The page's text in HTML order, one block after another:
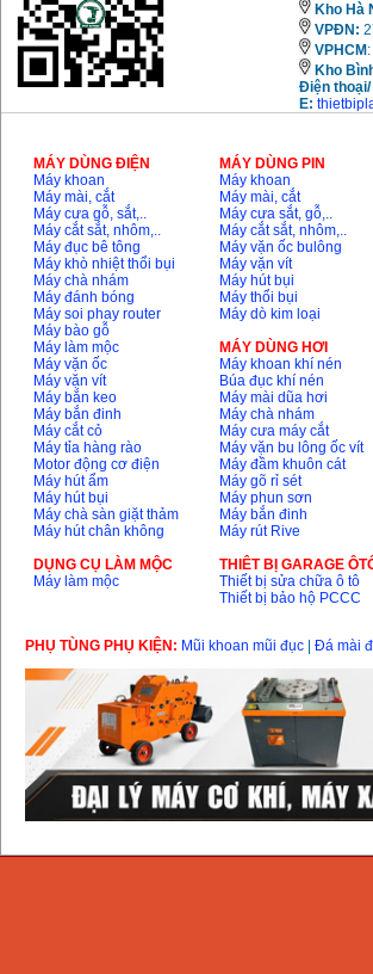
Bộ máy khoan 100
chi tiết Bosch GSB
13RE (650W)
Máy khoan Bosch
GSB 16RE (750W)
Giá: 1850000
Động cơ xăng Honda
GX160 (5.5HP)
Giá:7200000
Máy mài 100mm
Makita 9553B (710W)
Giá:1296000
Kho Hà
VPĐN:
VPHCM
Kho
Điện thoại/
E:
MÁY DÙNG ĐIỆN
Máy khoan
Máy mài, cắt
Máy cưa gỗ, sắt,..
Máy cắt sắt, nhôm,..
Máy đục bê tông
Máy khò nhiệt thổi bụi
Máy chà nhám
Máy đánh bóng
Máy soi phay router
Máy bào gỗ
Máy làm mộc
Máy vặn ốc
Máy vặn vít
Máy bắn keo
Máy bắn đinh
Máy cắt cỏ
Máy tỉa hàng rào
Motor động cơ điện
Máy hút ẩm
Máy hút bụi
Máy chà sàn giặt thảm
Máy hút chân không
DỤNG CỤ LÀM MỘC
Máy làm mộc
MÁY DÙNG PIN
Máy khoan
Máy mài, cắt
Máy cưa sắt, gỗ,..
Máy cắt sắt, nhôm,..
Máy vặn ốc bulông
Máy vặn vít
Máy hút bụi
Máy thổi bụi
Máy dò kim loại
MÁY DÙNG HƠI
Máy khoan khí nén
Búa đục khí nén
Máy mài dũa hơi
Máy chà nhám
Máy cưa máy cắt
Máy vặn bu lông ốc vít
Máy đầm khuôn cát
Máy gõ rỉ sét
Máy phun sơn
Máy bắn đinh
Máy rút Rive
THIÊT BỊ GARAGE
Thiết bị sửa chữa ô tô
Thiết bị bảo hộ PCCC
PHỤ TÙNG PHỤ KIỆN: Mũi khoan mũi đục Đá mài